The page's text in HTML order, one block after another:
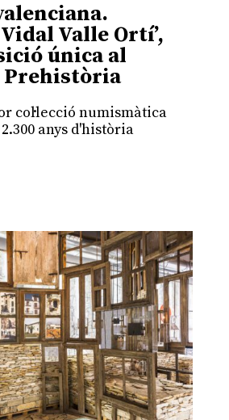
Vidal Valle Ortí’,
única al
Prehistòria
col·lecció numismàtica
anys d'història